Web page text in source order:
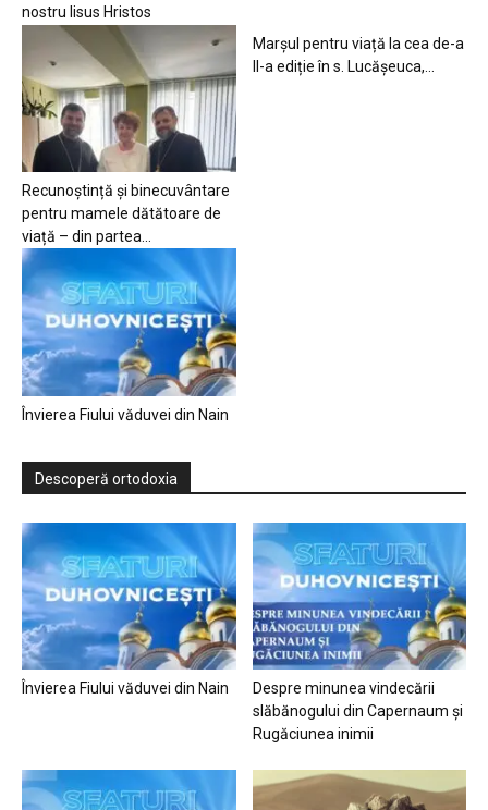
nostru Iisus Hristos
Recunoștință și binecuvântare
pentru mamele dătătoare de
viață – din partea...
Marșul pentru viață la cea de-a
II-a ediție în s. Lucășeuca,...
Învierea Fiului văduvei din Nain
Descoperă ortodoxia
Învierea Fiului văduvei din Nain
Despre minunea vindecării
slăbănogului din Capernaum și
Rugăciunea inimii